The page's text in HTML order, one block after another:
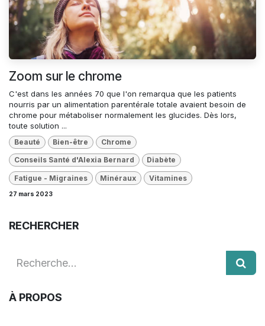
Zoom sur le chrome
C'est dans les années 70 que l'on remarqua que les patients
nourris par un alimentation parentérale totale avaient besoin de
chrome pour métaboliser normalement les glucides. Dès lors,
toute solution ...
Beauté Bien-être Chrome
Conseils Santé d'Alexia Bernard Diabète
Fatigue - Migraines Minéraux Vitamines
27 mars 2023
RECHERCHER
À PROPOS